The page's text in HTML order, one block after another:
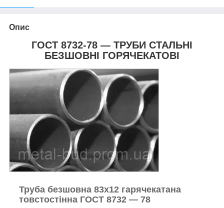
Опис
ГОСТ 8732-78 — ТРУБИ СТАЛЬНІ
БЕЗШОВНІ ГОРЯЧЕКАТОВІ
Труба безшовна 83х12 гарячекатана
товстостінна ГОСТ 8732 — 78